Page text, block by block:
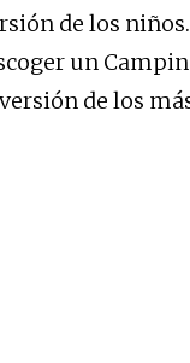
de los niños.
un
de los